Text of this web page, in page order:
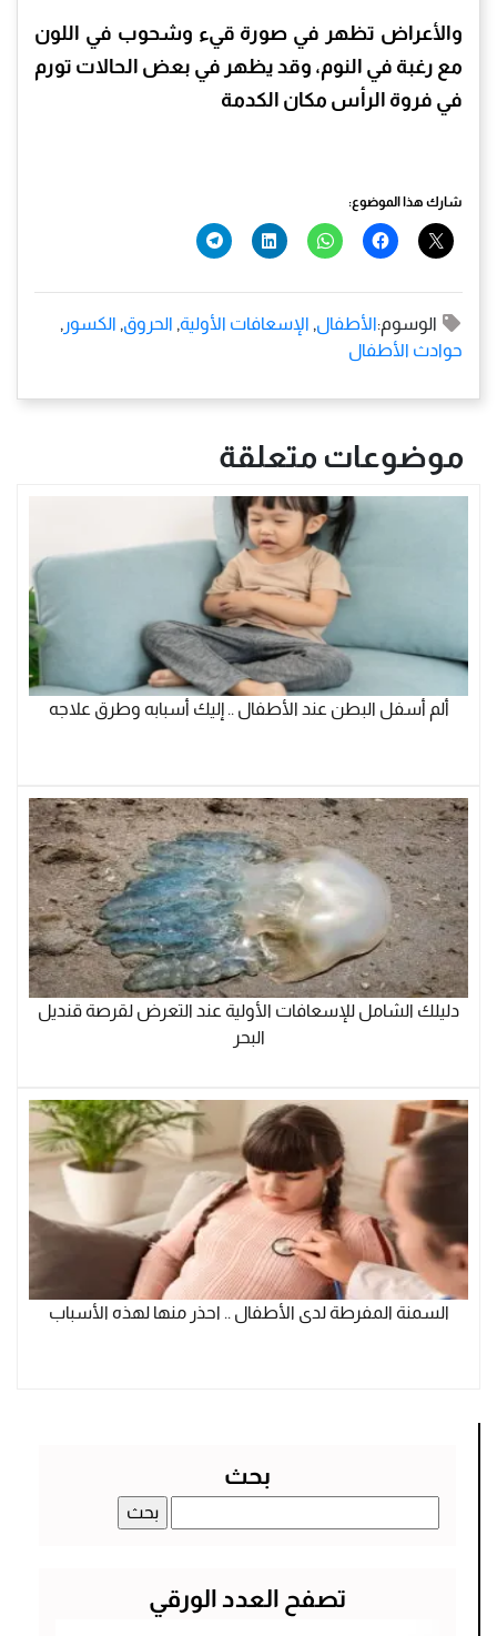
والأعراض تظهر في صورة قيء وشحوب في اللون
مع رغبة في النوم، وقد يظهر في بعض الحالات تورم
في فروة الرأس مكان الكدمة
شارك هذا الموضوع:
الوسوم:الأطفال, الإسعافات الأولية, الحروق, الكسور ,
حوادث الأطفال
موضوعات متعلقة
ألم أسفل البطن عند الأطفال .. إليك أسبابه وطرق علاجه
دليلك الشامل للإسعافات الأولية عند التعرض لقرصة قنديل
البحر
السمنة المفرطة لدى الأطفال .. احذر منها لهذه الأسباب
بحث
عن:
تصفح العدد الورقي